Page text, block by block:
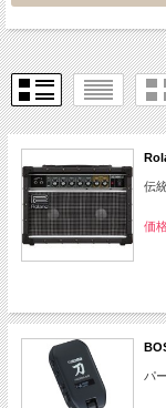
伝
価
パ